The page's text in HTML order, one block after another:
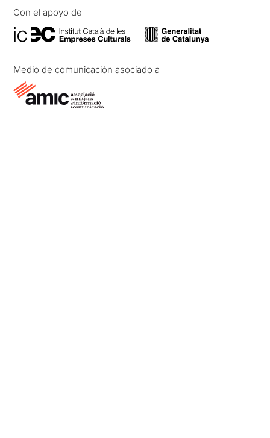
Con el apoyo de
Medio de comunicación asociado a